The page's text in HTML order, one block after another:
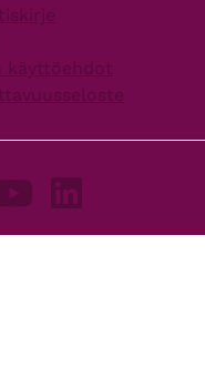
käyttöehdot